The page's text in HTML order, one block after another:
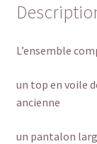
L’ensemble
un top en voile
ancienne
un pantalon